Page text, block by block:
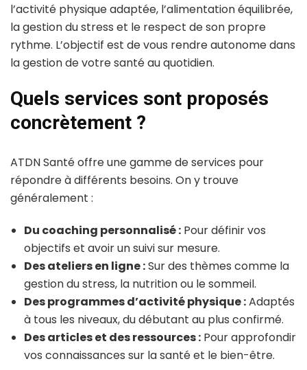
l’activité physique adaptée, l’alimentation équilibrée,
la gestion du stress et le respect de son propre
rythme. L’objectif est de vous rendre autonome dans
la gestion de votre santé au quotidien.
Quels services sont proposés
concrètement ?
ATDN Santé offre une gamme de services pour
répondre à différents besoins. On y trouve
généralement :
Du coaching personnalisé : Pour définir vos
objectifs et avoir un suivi sur mesure.
Des ateliers en ligne :Sur des thèmes comme la
gestion du stress, la nutrition ou le sommeil.
Des programmes d’activité physique :Adaptés
à tous les niveaux, du débutant au plus confirmé.
Des articles et des ressources : Pour approfondir
vos connaissances sur la santé et le bien-être.